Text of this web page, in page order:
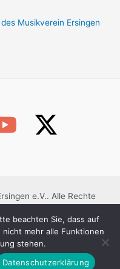
Musikverein Ersingen
e.V.. Alle Rechte
beachten Sie, dass auf
nicht mehr alle Funktionen
stehen.
Datenschutzerklärung